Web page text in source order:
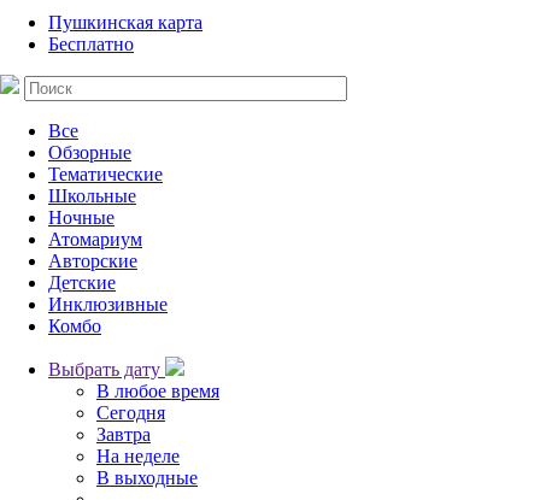
Пушкинская карта
Бесплатно
Все
Обзорные
Тематические
Школьные
Ночные
Атомариум
Авторские
Детские
Инклюзивные
Комбо
Выбрать дату
В любое время
Сегодня
Завтра
На неделе
В выходные